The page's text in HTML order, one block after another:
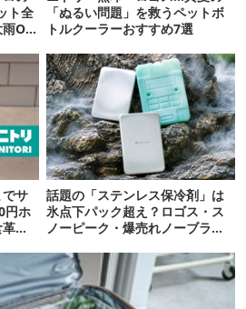
ト全
OK
「ぬるい問題」を救うペットボ
トルクーラーおすすめ7選
でサ
円ホ
命
話題の「ステンレス保冷剤」は
氷点下パック超え？ロゴス・ス
ノーピーク・爆売れノーブラン